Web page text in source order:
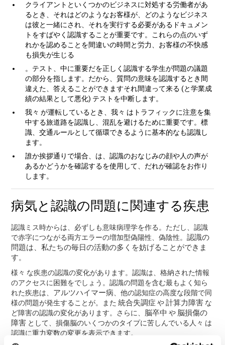
クライアントといくつかのビジネスに対処する労働者があ
るとき、それはどのようなお客様が、どのようなビジネス
は彼と一緒にされ、それを実行する必要があるドキュメン
トをすばやく認識することが重要です。これらの点のいず
れかを認めることを間違いの時間と労力、お客様の不快感
も損失が生じる
。テスト、中に重要だを正しく認識する学生が問題の議題
の部分を指します。だから、質問の意味を認識するとき間
違えた、答えることができますそれ間違って来る (と学業成
績の結果として悪化) テストを中断します。
我々 が運転しているとき、我々 はトラフィックに注意を集
中する旅道路を認識し、混乱を避けるために重要です。標
識、交通ルールとして循環できるように基本的なも認識し
ます。
誰か挨拶通りで場合、は、認識のおなじみの顔や人の声が
あるかどうかを確認するを使用して、だれが確認をお作り
します。
病気と認識の問題に関連する疾患
認識ミス時からは、必ずしも意味病理学を作る。ただし、認識
で赤字につながる両方エラーの増加型偽陽性、偽陰性。認識の
問題は、私たちの毎日の活動の多くを妨げることができま
す。
様々 な疾患の認識の変化があります。認識は、格納された情報
のアクセスに困難をでしょう。認識の問題を含む最もよく知ら
れた疾患は、 アルツハイマー病 、他の認知症の高度な段階で同
様の問題が発生することが。また統合失調症 や計算力障害 な
ど障害の認識の変化があります。さらに、 脳卒中 や 脳損傷の
障害 として、損傷脳のいくつかのタイプに苦しんでいる人々 は
認識に重力変数の変更を表示できます。